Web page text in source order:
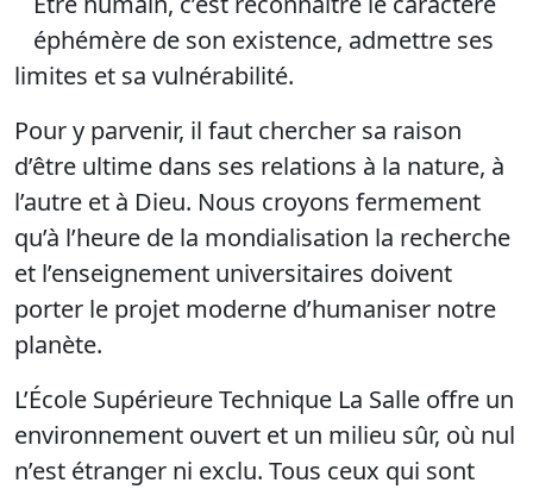
éphémère de son existence, admettre ses
limites et sa vulnérabilité.
Pour y parvenir, il faut chercher sa raison
d’être ultime dans ses relations à la nature, à
l’autre et à Dieu. Nous croyons fermement
qu’à l’heure de la mondialisation la recherche
et l’enseignement universitaires doivent
porter le projet moderne d’humaniser notre
planète.
L’École Supérieure Technique La Salle offre un
environnement ouvert et un milieu sûr, où nul
n’est étranger ni exclu. Tous ceux qui sont